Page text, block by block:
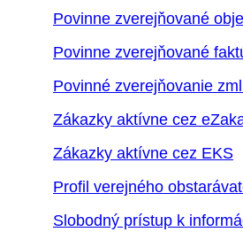
Povinne zverejňované
Povinne zverejňované
Povinné zverejňovanie
Zákazky aktívne cez
Zákazky aktívne cez EKS
Profil verejného
Slobodný prístup k